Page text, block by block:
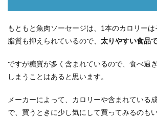
もともと魚肉ソーセージは、1本のカロリーは
脂質も抑えられているので、 太りやすい食品
ですが糖質が多く含まれているので、食べ過
しまうことはあると思います。
メーカーによって、カロリーや含まれている
で、買うときに少し気にして買ってみるのも